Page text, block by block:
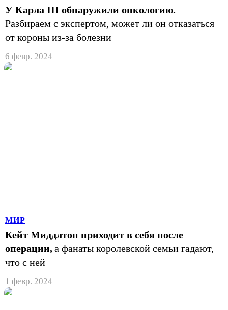
У Карла III обнаружили онкологию.
Разбираем с экспертом, может ли он отказаться
от короны из-за болезни
6 февр. 2024
МИР
Кейт Миддлтон приходит в себя после
операции,а фанаты королевской семьи гадают,
что с ней
1 февр. 2024